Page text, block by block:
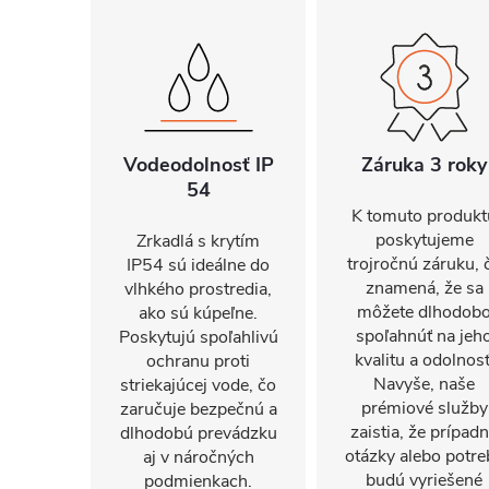
Vodeodolnosť IP
54
Zrkadlá s krytím
IP54 sú ideálne do
vlhkého prostredia,
ako sú kúpeľne.
Poskytujú spoľahlivú
ochranu proti
striekajúcej vode, čo
zaručuje bezpečnú a
dlhodobú prevádzku
aj v náročných
podmienkach.
Záruka 3 roky
K tomuto
poskytujeme
trojročnú záruku,
znamená, že sa
môžete dlhodobo
spoľahnúť na
kvalitu a
Navyše, naše
prémiové služby
zaistia, že
otázky alebo
budú vyriešené